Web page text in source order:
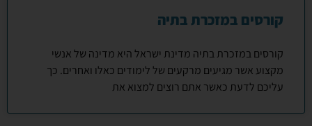
קורסים במזכרת בתיה
קורסים במזכרת בתיה מדינת ישראל היא מדינה של אנשי
מקצוע אשר מגיעים מרקעים של לימודים כאלו ואחרים. כך
עליכם לדעת כאשר אתם רוצים למצוא את